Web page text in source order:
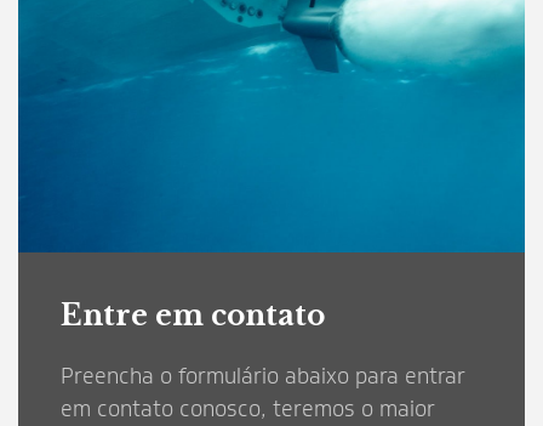
Entre em contato
Preencha o formulário abaixo para entrar
em contato conosco, teremos o maior